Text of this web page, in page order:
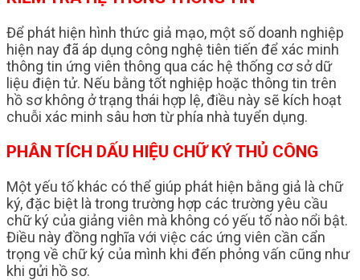
Để phát hiện hình thức giả mạo, một số doanh nghiệp
hiện nay đã áp dụng công nghệ tiên tiến để xác minh
thông tin ứng viên thông qua các hệ thống cơ sở dữ
liệu điện tử. Nếu bằng tốt nghiệp hoặc thông tin trên
hồ sơ không ở trạng thái hợp lệ, điều này sẽ kích hoạt
chuỗi xác minh sâu hơn từ phía nhà tuyển dụng.
PHÂN TÍCH DẤU HIỆU CHỮ KÝ THỦ CÔNG
Một yếu tố khác có thể giúp phát hiện bằng giả là chữ
ký, đặc biệt là trong trường hợp các trường yêu cầu
chữ ký của giảng viên mà không có yếu tố nào nổi bật.
Điều này đồng nghĩa với việc các ứng viên cần cẩn
trọng về chữ ký của mình khi đến phỏng vấn cũng như
khi gửi hồ sơ.